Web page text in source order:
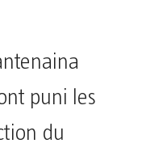
puni les
du